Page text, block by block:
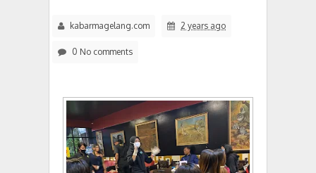
kabarmagelang.com 2 years ago
0 No comments